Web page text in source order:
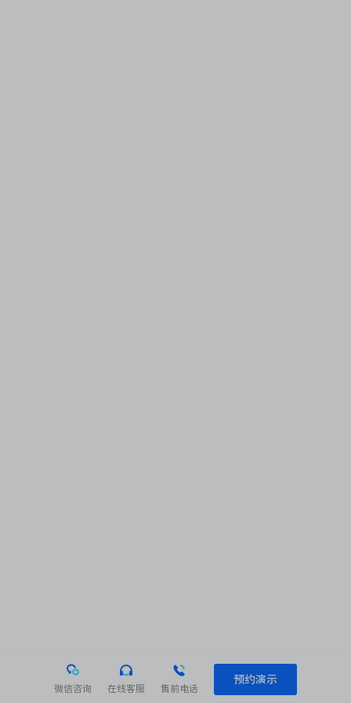
微信咨询 在线客服 售前电话
预约演示